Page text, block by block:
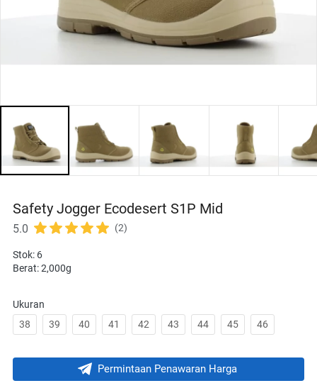
Safety Jogger Ecodesert S1P Mid
5.0 (2)
Stok: 6
Berat: 2,000g
Ukuran
38
39 40 41 42 43 44 45 46
` Permintaan Penawaran Harga